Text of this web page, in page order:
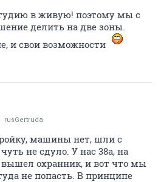
в живую! поэтому мы с
делить на две зоны.
и свои возможности
rusGertruda
машины нет, шли с
не сдуло. У нас 38а, на
охранник, и вот что мы
не попасть. В принципе